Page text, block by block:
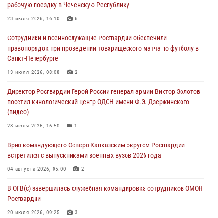
05 августа 2026, 13:53
динамовцам Свердловской области
05 августа 2026, 13:50
В столице росгвардейцы задержали мужчину, устроившего дебош в
05 августа 2026, 13:25 1
В Удмуртии при силовой поддержке спецназа Росгвардии
задержаны подозреваемые в мошенничестве под видом оказания
05 августа 2026, 13:20 1
рабочую поездку в Чеченскую Республику
23 июля 2026, 16:10 6
Сотрудники и военнослужащие Росгвардии обеспечили
правопорядок при проведении товарищеского матча по футболу в
Санкт-Петербурге
13 июля 2026, 08:08 2
Директор Росгвардии Герой России генерал армии Виктор Золотов
посетил кинологический центр ОДОН имени Ф.Э. Дзержинского
(видео)
28 июля 2026, 16:50 1
Врио командующего Северо-Кавказским округом Росгвардии
встретился с выпускниками военных вузов 2026 года
04 августа 2026, 05:00 2
В ОГВ(с) завершилась служебная командировка сотрудников ОМОН
Росгвардии
20 июля 2026, 09:25 3